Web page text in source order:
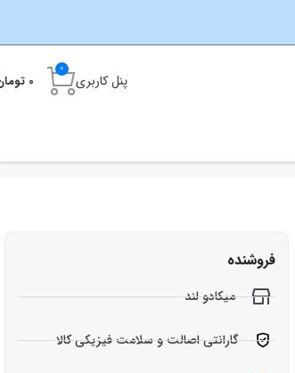
پنل کاربری
0
0
فروشنده
میکادو لند
گارانتی اصالت و سلامت فیزیکی کالا